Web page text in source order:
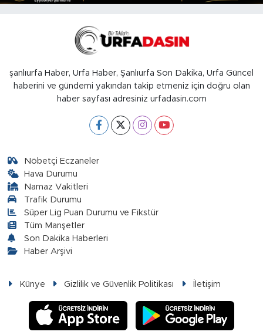
şanlıurfa Haber, Urfa Haber, Şanlıurfa Son Dakika, Urfa Güncel
haberini ve gündemi yakından takip etmeniz için doğru olan
haber sayfası adresiniz urfadasin.com
Nöbetçi Eczaneler
Hava Durumu
Namaz Vakitleri
Trafik Durumu
Süper Lig Puan Durumu ve Fikstür
Tüm Manşetler
Son Dakika Haberleri
Haber Arşivi
Künye Gizlilik ve Güvenlik Politikası İletişim